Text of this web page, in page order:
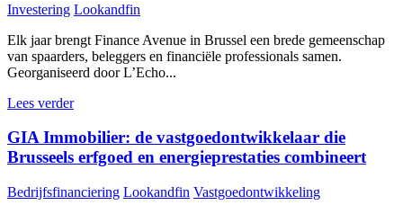
Investering Lookandfin
Elk jaar brengt Finance Avenue in Brussel een brede gemeenschap
van spaarders, beleggers en financiële professionals samen.
Georganiseerd door L’Echo...
Lees verder
GIA Immobilier: de vastgoedontwikkelaar die
Brusseels erfgoed en energieprestaties combineert
Bedrijfsfinanciering Lookandfin Vastgoedontwikkeling